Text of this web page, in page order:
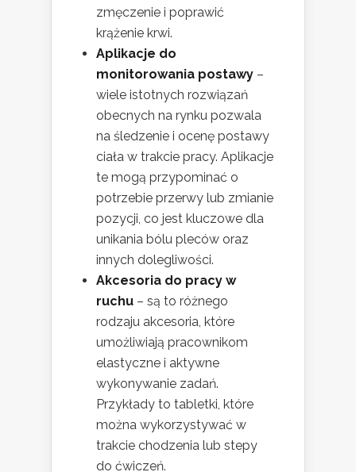
zmęczenie i poprawić
krążenie krwi.
Aplikacje do
monitorowania postawy –
wiele istotnych rozwiązań
obecnych na rynku pozwala
na śledzenie i ocenę postawy
ciała w trakcie pracy. Aplikacje
te mogą przypominać o
potrzebie przerwy lub zmianie
pozycji, co jest kluczowe dla
unikania bólu pleców oraz
innych dolegliwości.
Akcesoria do pracy w
ruchu – są to różnego
rodzaju akcesoria, które
umożliwiają pracownikom
elastyczne i aktywne
wykonywanie zadań.
Przykłady to tabletki, które
można wykorzystywać w
trakcie chodzenia lub stepy
do ćwiczeń.